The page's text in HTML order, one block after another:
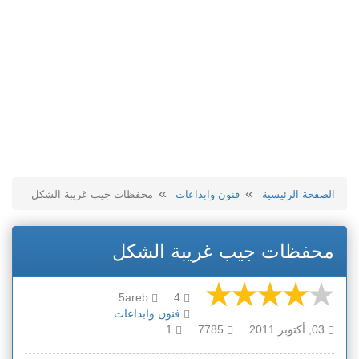
الصفحة الرئيسية فنون وابداعات محفظات جيب غريبة الشكل
محفظات جيب غريبة الشكل
4
فنون وابداعات